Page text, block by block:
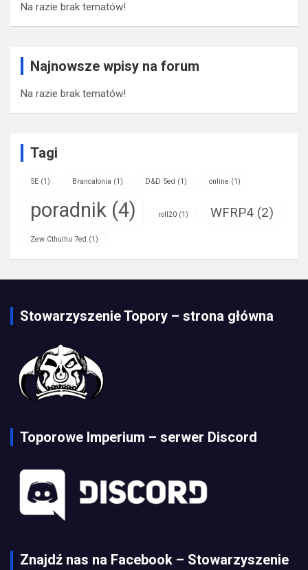
Na razie brak tematów!
Najnowsze wpisy na forum
Na razie brak tematów!
Tagi
5E (1) Brancalonia (1) D&D 5ed (1) online (1)
poradnik (4) roll20 (1) WFRP4 (2)
Zew Cthulhu 7ed (1)
Stowarzyszenie Topory – strona główna
Toporowe Imperium – serwer Discord
Znajdź nas na Facebook – Stowarzyszenie